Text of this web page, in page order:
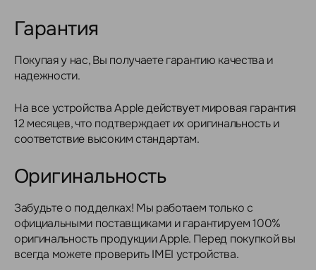
Гарантия
Покупая у нас, Вы получаете гарантию качества и
надежности.
На все устройства Apple действует мировая гарантия
12 месяцев, что подтверждает их оригинальность и
соответствие высоким стандартам.
Оригинальность
Забудьте о подделках! Мы работаем только с
официальными поставщиками и гарантируем 100%
оригинальность продукции Apple. Перед покупкой вы
всегда можете проверить IMEI устройства.